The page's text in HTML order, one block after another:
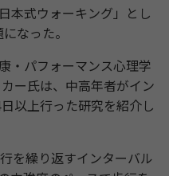
本式ウォーキング」とし
なった。
・パフォーマンス心理学
ー氏は、中高年者がイン
以上行った研究を紹介し
を繰り返すインターバル